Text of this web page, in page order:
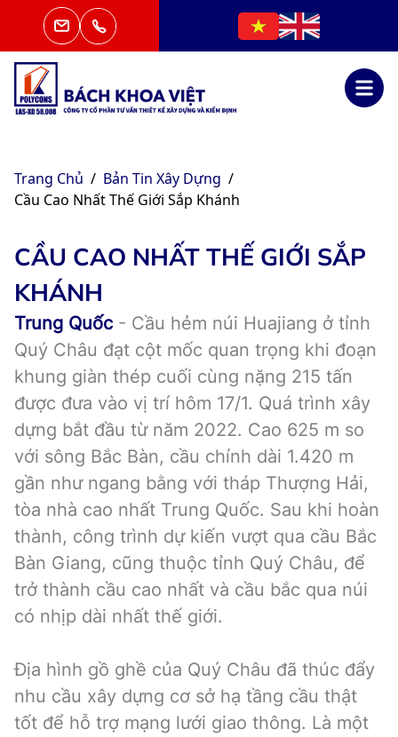
Trang Chủ / Bản Tin Xây Dựng /
Cầu Cao Nhất Thế Giới Sắp Khánh
CẦU CAO NHẤT THẾ GIỚI SẮP
KHÁNH
Trung Quốc - Cầu hẻm núi Huajiang ở tỉnh
Quý Châu đạt cột mốc quan trọng khi đoạn
khung giàn thép cuối cùng nặng 215 tấn
được đưa vào vị trí hôm 17/1. Quá trình xây
dựng bắt đầu từ năm 2022. Cao 625 m so
với sông Bắc Bàn, cầu chính dài 1.420 m
gần như ngang bằng với tháp Thượng Hải,
tòa nhà cao nhất Trung Quốc. Sau khi hoàn
thành, công trình dự kiến vượt qua cầu Bắc
Bàn Giang, cũng thuộc tỉnh Quý Châu, để
trở thành cầu cao nhất và cầu bắc qua núi
có nhịp dài nhất thế giới.
Địa hình gồ ghề của Quý Châu đã thúc đẩy
nhu cầu xây dựng cơ sở hạ tầng cầu thật
tốt để hỗ trợ mạng lưới giao thông. Là một